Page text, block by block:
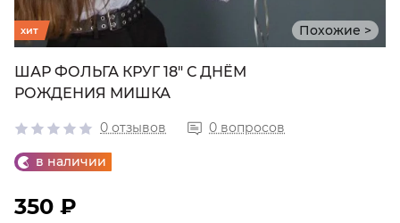
Похожие >
хит
ШАР ФОЛЬГА КРУГ 18" С ДНЁМ
РОЖДЕНИЯ МИШКА
0 отзывов 0 вопросов
в наличии
350 ₽